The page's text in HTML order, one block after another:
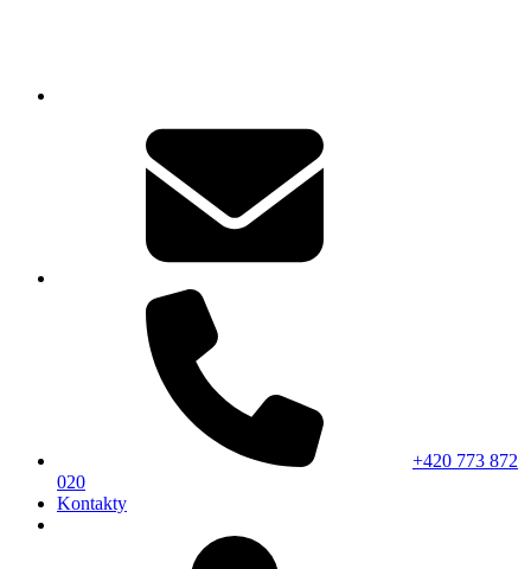
+420 773 872
020
Kontakty